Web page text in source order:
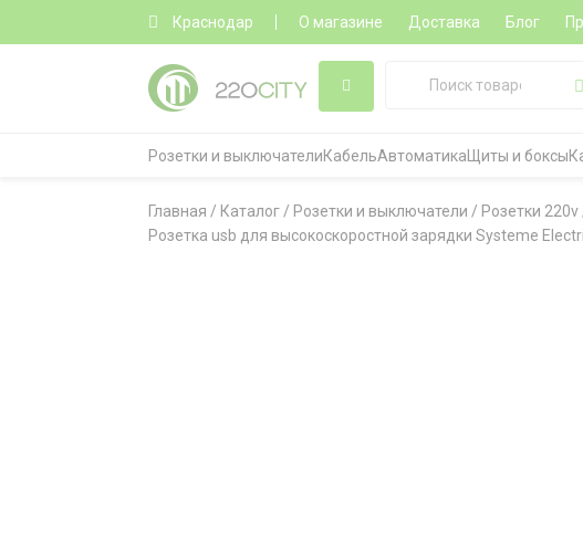
Краснодар О магазине Доставка Блог
Розетки и выключателиКабельАвтоматика Щиты и боксы
Главная / Каталог / Розетки и выключатели / Розетки 220v
Розетка usb для высокоскоростной зарядки Systeme